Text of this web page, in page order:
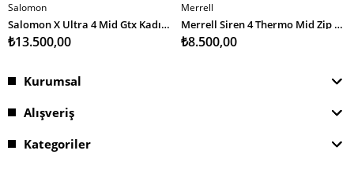
SEPETE EKLE
Salomon
Salomon X Ultra 4 Mid Gtx Kadın Bot
₺13.500,00
SEPETE EKLE
Merrell
Merrell Siren 4 Thermo Mid Zip Wp Kadın Bot
₺8.500,00
Kurumsal
Alışveriş
Kategoriler